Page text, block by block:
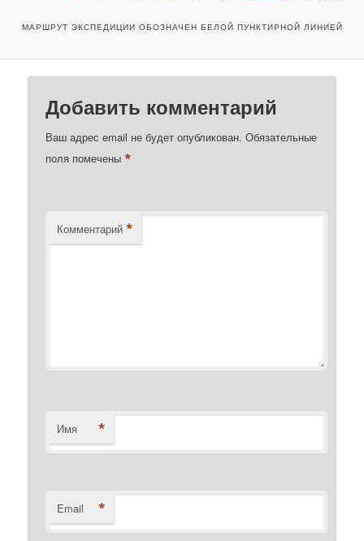
МАРШРУТ ЭКСПЕДИЦИИ ОБОЗНАЧЕН БЕЛОЙ ПУНКТИРНОЙ ЛИНИЕЙ
Добавить комментарий
Ваш адрес email не будет опубликован. Обязательные
поля помечены*
Комментарий *
Имя *
Email *